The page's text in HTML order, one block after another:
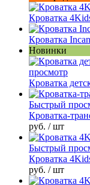
Кроватка
Кроватка
Новинки
просмотр
Кроватка
Быстрый
Кроватка-
руб. / шт
Быстрый
Кроватка
руб. / шт